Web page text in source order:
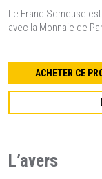
Le Franc Semeuse
avec la Monnaie de
ACHETER CE
L’avers